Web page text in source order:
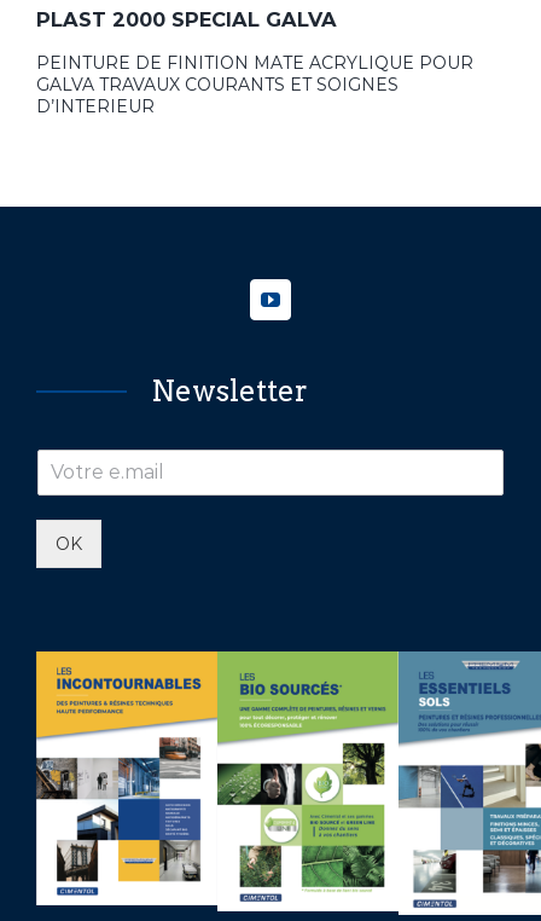
PLAST 2000 SPECIAL GALVA
PEINTURE DE FINITION MATE ACRYLIQUE POUR
GALVA TRAVAUX COURANTS ET SOIGNES
D’INTERIEUR
Newsletter
OK